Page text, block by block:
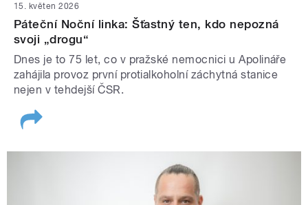
15. květen 2026
Páteční Noční linka: Šťastný ten, kdo nepozná
svoji „drogu“
Dnes je to 75 let, co v pražské nemocnici u Apolináře
zahájila provoz první protialkoholní záchytná stanice
nejen v tehdejší ČSR.